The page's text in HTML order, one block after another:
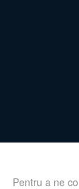
Pentru a ne